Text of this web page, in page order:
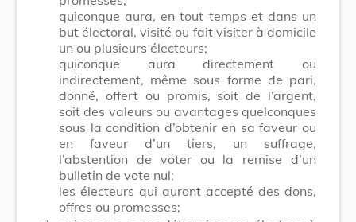
quiconque aura, en tout temps et dans un
but électoral, visité ou fait visiter à domicile
un ou plusieurs électeurs;
quiconque aura directement ou
indirectement, même sous forme de pari,
donné, offert ou promis, soit de l’argent,
soit des valeurs ou avantages quelconques
sous la condition d’obtenir en sa faveur ou
en faveur d’un tiers, un suffrage,
l’abstention de voter ou la remise d’un
bulletin de vote nul;
les électeurs qui auront accepté des dons,
offres ou promesses;